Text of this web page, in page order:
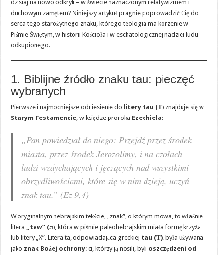
dzisiaj na nowo odkryli – w świecie naznaczonym relatywizmem i
duchowym zamętem? Niniejszy artykuł pragnie poprowadzić Cię do
serca tego starożytnego znaku, którego teologia ma korzenie w
Piśmie Świętym, w historii Kościoła i w eschatologicznej nadziei ludu
odkupionego.
1. Biblijne źródło znaku tau: pieczęć
wybranych
Pierwsze i najmocniejsze odniesienie do litery tau (Τ) znajduje się w
Starym Testamencie, w księdze proroka Ezechiela:
„Pan powiedział do niego:Przejdź przez środek
miasta, przez środek Jerozolimy, i na czołach
ludzi wzdychających i jęczących nad wszystkimi
obrzydliwościami, które się w nim dzieją, uczyń
znak tau.” (Ez 9,4)
W oryginalnym hebrajskim tekście, „znak”, o którym mowa, to właśnie
litera
„taw” (ת), która w piśmie paleohebrajskim miała formę krzyża
lub litery „X”. Litera ta, odpowiadająca greckiej tau (Τ), była używana
jako znak Bożej ochrony: ci, którzy ją nosili, byli oszczędzeni od